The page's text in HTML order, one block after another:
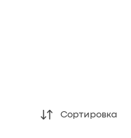
Сортировка